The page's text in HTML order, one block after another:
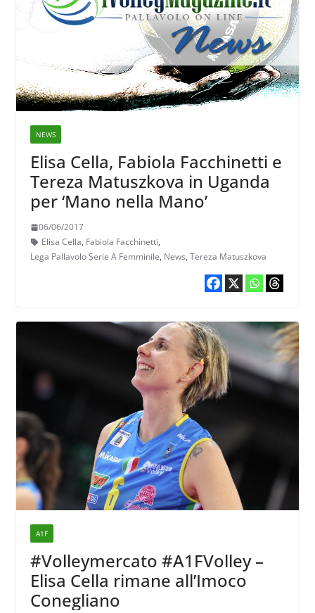
NEWS
Elisa Cella, Fabiola Facchinetti e
Tereza Matuszkova in Uganda
per ‘Mano nella Mano’
06/06/2017
Elisa Cella, Fabiola Facchinetti,
Lega Pallavolo Serie A Femminile, News, Tereza Matuszkova
A1F
#Volleymercato #A1FVolley –
Elisa Cella rimane all’Imoco
Conegliano